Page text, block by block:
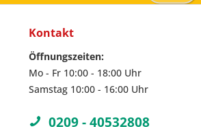
Kontakt
Öffnungszeiten:
Mo - Fr 10:00 - 18:00 Uhr
Samstag 10:00 - 16:00 Uhr
0209 - 40532808